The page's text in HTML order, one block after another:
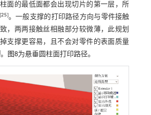
面的最低面都会出现切片的第一层，所
[25]。一般支撑的打印路径方向与零件接触
，两两接触丝相融部分较微薄，此规划
支撑更容易，且不会对零件的表面质量
。 图8为悬垂圆柱面打印路径。